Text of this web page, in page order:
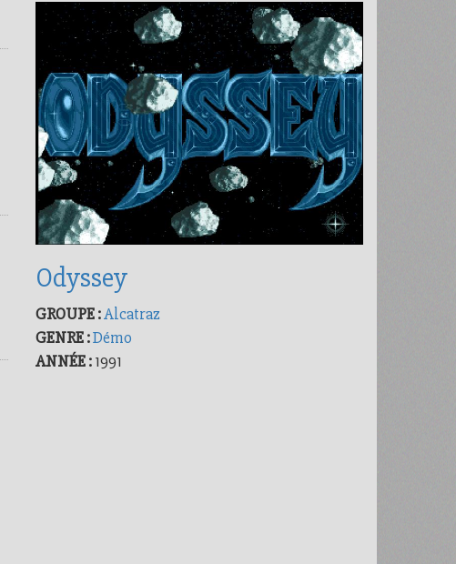
Odyssey
GROUPE :Alcatraz
GENRE :Démo
ANNÉE :1991